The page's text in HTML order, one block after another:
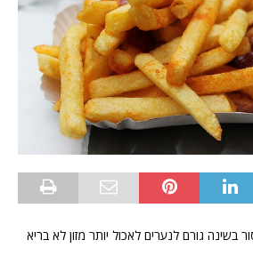
בשינה גורם לנערים לאכול יותר מזון לא בריא